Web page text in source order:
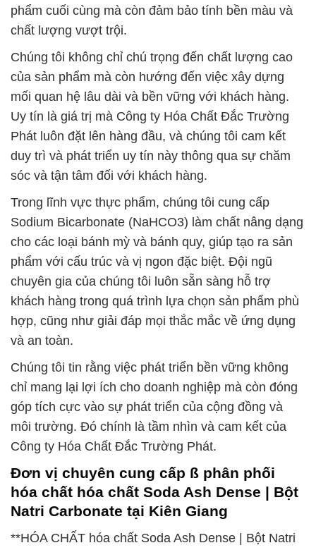
phẩm cuối cùng mà còn đảm bảo tính bền màu và
chất lượng vượt trội.
Chúng tôi không chỉ chú trọng đến chất lượng cao
của sản phẩm mà còn hướng đến việc xây dựng
mối quan hệ lâu dài và bền vững với khách hàng.
Uy tín là giá trị mà Công ty Hóa Chất Đắc Trường
Phát luôn đặt lên hàng đầu, và chúng tôi cam kết
duy trì và phát triển uy tín này thông qua sự chăm
sóc và tận tâm đối với khách hàng.
Trong lĩnh vực thực phẩm, chúng tôi cung cấp
Sodium Bicarbonate (NaHCO3) làm chất nâng dạng
cho các loại bánh mỳ và bánh quy, giúp tạo ra sản
phẩm với cấu trúc và vị ngon đặc biệt. Đội ngũ
chuyên gia của chúng tôi luôn sẵn sàng hỗ trợ
khách hàng trong quá trình lựa chọn sản phẩm phù
hợp, cũng như giải đáp mọi thắc mắc về ứng dụng
và an toàn.
Chúng tôi tin rằng việc phát triển bền vững không
chỉ mang lại lợi ích cho doanh nghiệp mà còn đóng
góp tích cực vào sự phát triển của cộng đồng và
môi trường. Đó chính là tầm nhìn và cam kết của
Công ty Hóa Chất Đắc Trường Phát.
Đơn vị chuyên cung cấp ß phân phối
hóa chất hóa chất Soda Ash Dense | Bột
Natri Carbonate tại Kiên Giang
**HÓA CHẤT hóa chất Soda Ash Dense | Bột Natri